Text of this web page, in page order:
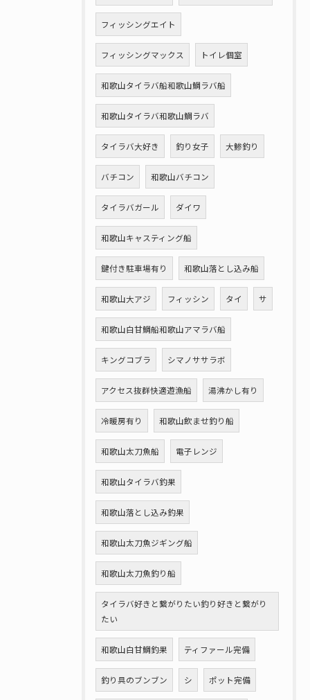
フィッシングエイト
フィッシングマックス トイレ個室
和歌山タイラバ船和歌山鯛ラバ船
和歌山タイラバ和歌山鯛ラバ
タイラバ大好き 釣り女子 大鯵釣り
バチコン 和歌山バチコン
タイラバガール ダイワ
和歌山キャスティング船
鍵付き駐車場有り 和歌山落とし込み船
和歌山大アジ フィッシン タイ サ
和歌山白甘鯛船和歌山アマラバ船
キングコブラ シマノササラボ
アクセス抜群快適遊漁船 湯沸かし有り
冷暖房有り 和歌山飲ませ釣り船
和歌山太刀魚船 電子レンジ
和歌山タイラバ釣果
和歌山落とし込み釣果
和歌山太刀魚ジギング船
和歌山太刀魚釣り船
タイラバ好きと繋がりたい釣り好きと繋がり
たい
和歌山白甘鯛釣果 ティファール完備
釣り具のブンブン シ ポット完備